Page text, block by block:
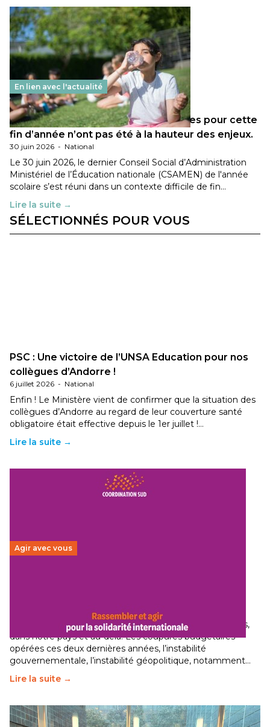
En lien avec l'actualité
Les décisions ministérielles attendues pour cette
fin d’année n’ont pas été à la hauteur des enjeux.
30 juin 2026 - National
Le 30 juin 2026, le dernier Conseil Social d’Administration
Ministériel de l’Éducation nationale (CSAMEN) de l'année
scolaire s’est réuni dans un contexte difficile de fin…
Lire la suite →
SÉLECTIONNÉS POUR VOUS
PSC : Une victoire de l’UNSA Education pour nos
collègues d’Andorre !
6 juillet 2026 - National
Enfin ! Le Ministère vient de confirmer que la situation des
collègues d’Andorre au regard de leur couverture santé
obligatoire était effective depuis le 1er juillet !…
Lire la suite →
Agir avec vous
Le secteur humanitaire connaît des difficultés profondes,
dans notre pays et au-delà. Les coupures budgétaires
opérées ces deux dernières années, l’instabilité
gouvernementale, l’instabilité géopolitique, notamment…
Lire la suite →